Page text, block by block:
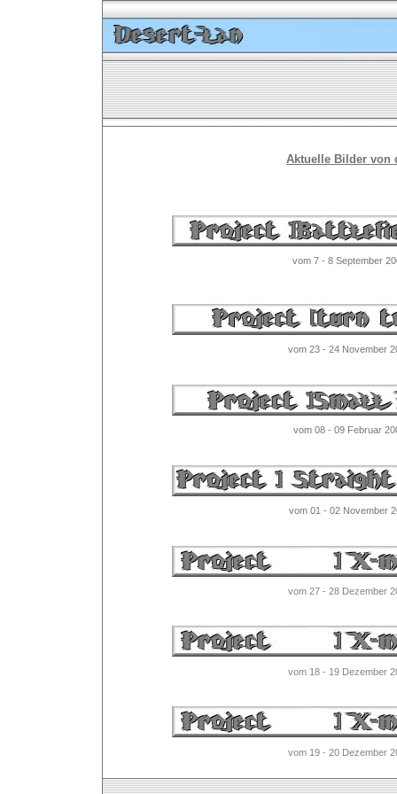
Aktuelle Bilder von
vom 7 - 8 September
vom 23 - 24 November
vom 08 - 09 Februar
vom 01 - 02 November
vom 27 - 28 Dezember
vom 18 - 19 Dezember
vom 19 - 20 Dezember